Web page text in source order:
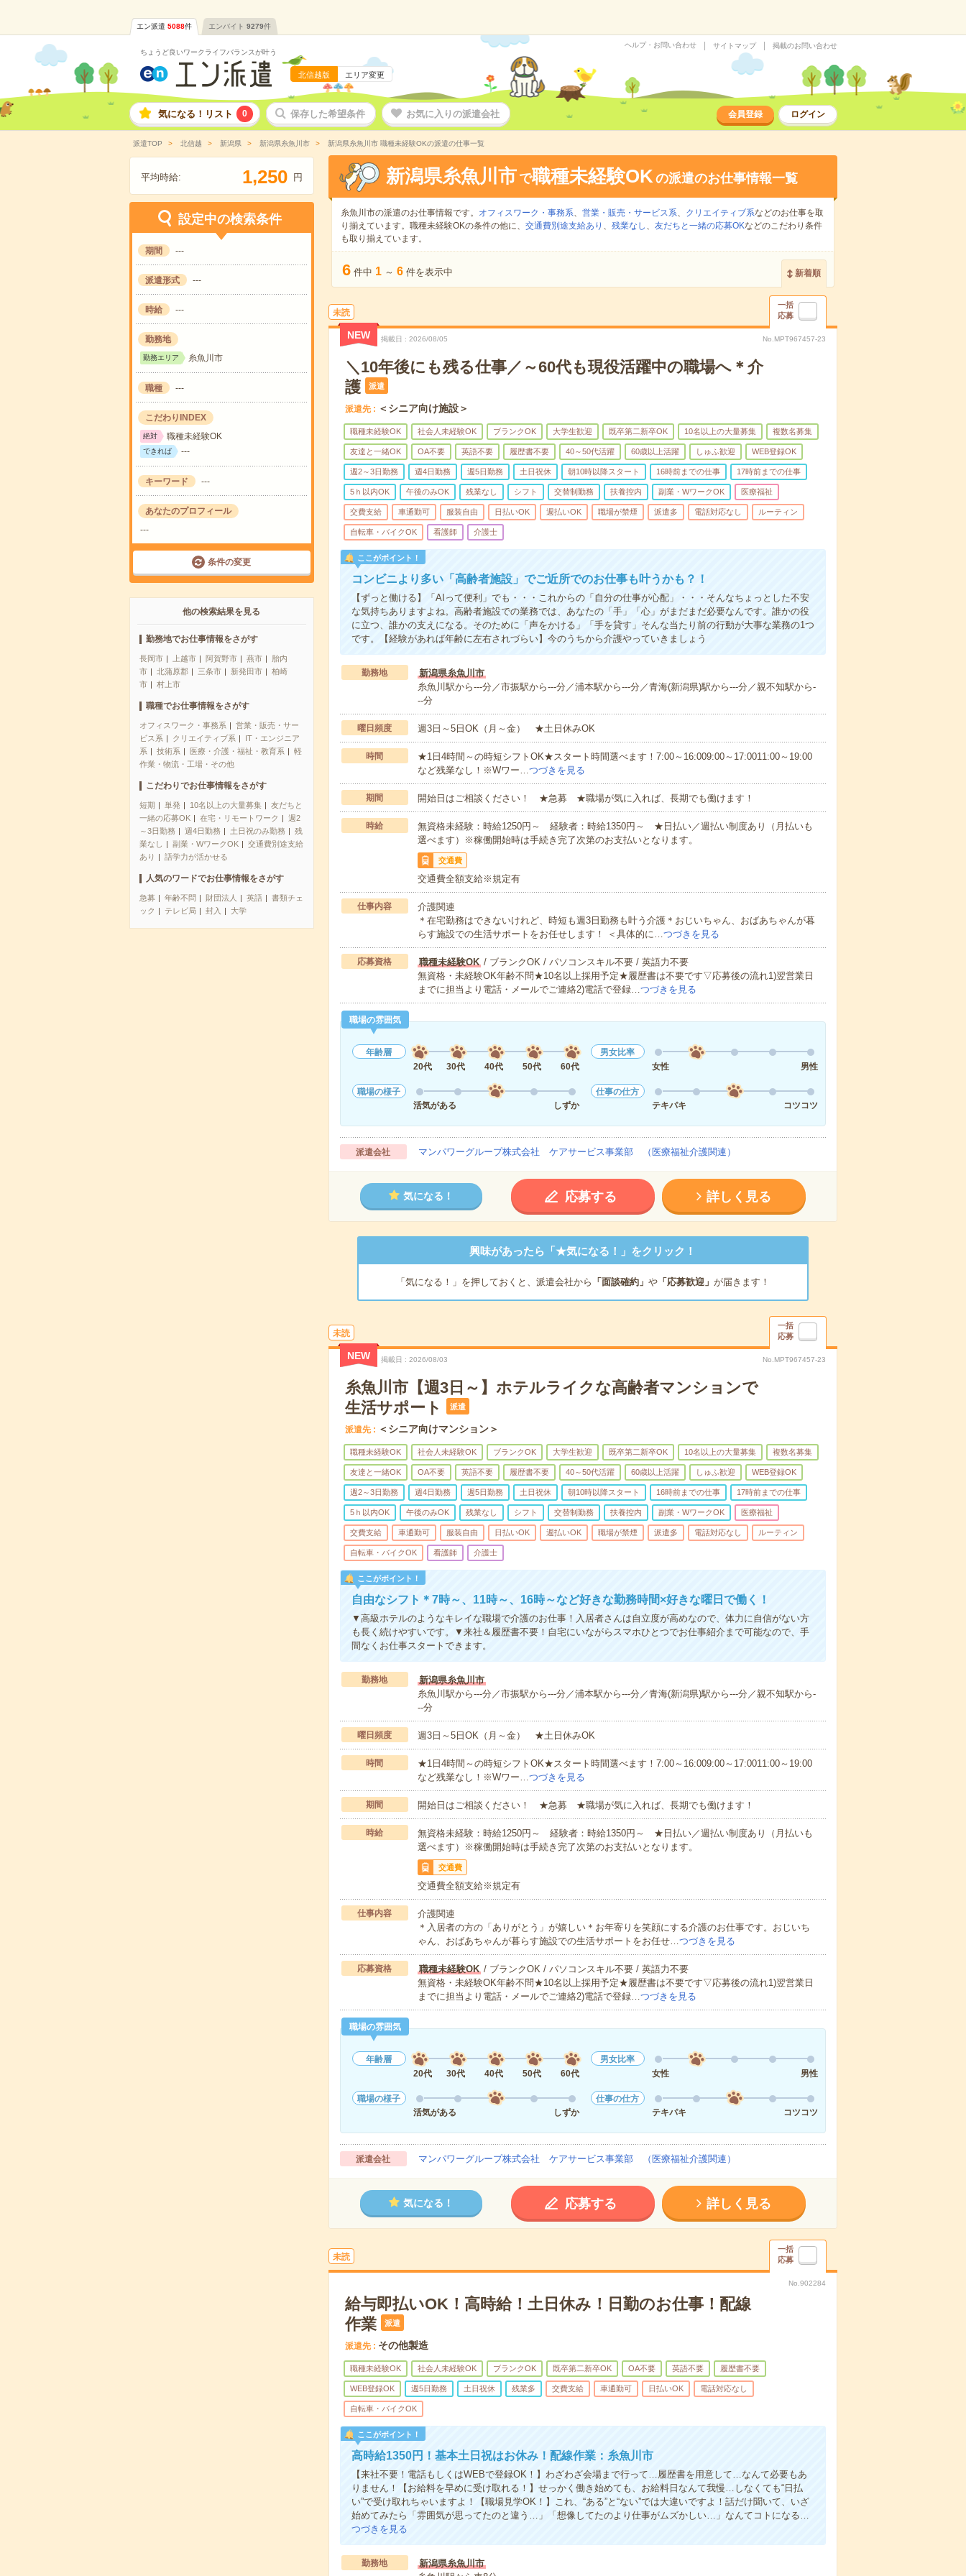
エン派遣 5088件 エンバイト 9279件
ちょうど良いワークライフバランスが叶う
北信越版 エリア変更
ヘルプ・お問い合わせ サイトマップ 掲載のお問い合わせ
気になる！リスト 0 保存した希望条件 お気に入りの派遣会社 会員登録 ログイン
派遣TOP 北信越 新潟県 新潟県糸魚川市 新潟県糸魚川市 職種未経験OKの派遣の仕事一覧
平均時給: 1,250 円
設定中の検索条件
期間 ---
派遣形式 ---
時給 ---
勤務地
勤務エリア 糸魚川市
職種 ---
こだわりINDEX
絶対 職種未経験OK
できれば ---
キーワード ---
あなたのプロフィール
---
条件の変更
他の検索結果を見る
勤務地でお仕事情報をさがす
長岡市 上越市 阿賀野市 燕市
胎内
市
北蒲原郡 三条市 新発田市
柏崎
市
村上市
職種でお仕事情報をさがす
オフィスワーク・事務系
営業・販売・サー
ビス系
クリエイティブ系
IT・エンジニア
系
技術系 医療・介護・福祉・教育系
軽
作業・物流・工場・その他
こだわりでお仕事情報をさがす
短期 単発 10名以上の大量募集
友だちと
一緒の応募OK
在宅・リモートワーク
週2
～3日勤務
週4日勤務 土日祝のみ勤務
残
業なし
副業・WワークOK
交通費別途支給
あり
語学力が活かせる
人気のワードでお仕事情報をさがす
急募 年齢不問 財団法人 英語
書類チェ
ック
テレビ局 封入 大学
新潟県糸魚川市 で職種未経験OKの派遣のお仕事情報一覧
糸魚川市の派遣のお仕事情報です。 オフィスワーク・事務系、 営業・販売・サービス系、 クリエイティブ系などのお仕事を取
り揃えています。職種未経験OKの条件の他に、 交通費別途支給あり 、 残業なし 、 友だちと一緒の応募OKなどのこだわり条件
も取り揃えています。
6 件中 1 ～ 6 件を表示中 新着順
未読
一括
応募
NEW 掲載日 2026/08/05 No.MPT967457-23
＼10年後にも残る仕事／～60代も現役活躍中の職場へ＊介
護
派遣
派遣先 ＜シニア向け施設＞
職種未経験OK 社会人未経験OK ブランクOK 大学生歓迎 既卒第二新卒OK 10名以上の大量募集 複数名募集
友達と一緒OK OA不要 英語不要 履歴書不要 40～50代活躍 60歳以上活躍 しゅふ歓迎 WEB登録OK
週2～3日勤務 週4日勤務 週5日勤務 土日祝休 朝10時以降スタート 16時前までの仕事 17時前までの仕事
5ｈ以内OK 午後のみOK 残業なし シフト 交替制勤務 扶養控内 副業・WワークOK 医療福祉
交費支給 車通勤可 服装自由 日払いOK 週払いOK 職場が禁煙 派遣多 電話対応なし ルーティン
自転車・バイクOK 看護師 介護士
ここがポイント！
コンビニより多い「高齢者施設」でご近所でのお仕事も叶うかも？！
【ずっと働ける】「AIって便利」でも・・・これからの「自分の仕事が心配」・・・そんなちょっとした不安
な気持ちありますよね。高齢者施設での業務では、あなたの「手」「心」がまだまだ必要なんです。誰かの役
に立つ、誰かの支えになる。そのために「声をかける」「手を貸す」そんな当たり前の行動が大事な業務の1つ
です。【経験があれば年齢に左右されづらい】今のうちから介護やっていきましょう
勤務地
新潟県糸魚川市
糸魚川駅から---分／市振駅から---分／浦本駅から---分／青海(新潟県)駅から---分／親不知駅から-
--分
曜日頻度 週3日～5日OK（月～金） ★土日休みOK
時間
★1日4時間～の時短シフトOK★スタート時間選べます！7:00～16:009:00～17:0011:00～19:00
など残業なし！※Wワー…つづきを見る
期間 開始日はご相談ください！ ★急募 ★職場が気に入れば、長期でも働けます！
時給
無資格未経験：時給1250円～ 経験者：時給1350円～ ★日払い／週払い制度あり（月払いも
選べます）※稼働開始時は手続き完了次第のお支払いとなります。
交通費
交通費全額支給※規定有
仕事内容
介護関連
＊在宅勤務はできないけれど、時短も週3日勤務も叶う介護＊おじいちゃん、おばあちゃんが暮
らす施設での生活サポートをお任せします！ ＜具体的に…つづきを見る
応募資格 職種未経験OK/ ブランクOK / パソコンスキル不要 / 英語力不要
無資格・未経験OK年齢不問★10名以上採用予定★履歴書は不要です▽応募後の流れ1)翌営業日
までに担当より電話・メールでご連絡2)電話で登録…つづきを見る
職場の雰囲気
年齢層
20代
30代 40代 50代 60代
男女比率
女性
男性
職場の様子
活気がある
しずか
仕事の仕方
テキパキ
コツコツ
派遣会社 マンパワーグループ株式会社 ケアサービス事業部 （医療福祉介護関連）
気になる！ 応募する 詳しく見る
興味があったら「★気になる！」をクリック！
「気になる！」を押しておくと、派遣会社から 「面談確約」 や「応募歓迎」 が届きます！
未読
一括
応募
NEW 掲載日 2026/08/03 No.MPT967457-23
糸魚川市【週3日～】ホテルライクな高齢者マンションで
生活サポート
派遣
派遣先 ＜シニア向けマンション＞
職種未経験OK 社会人未経験OK ブランクOK 大学生歓迎 既卒第二新卒OK 10名以上の大量募集 複数名募集
友達と一緒OK OA不要 英語不要 履歴書不要 40～50代活躍 60歳以上活躍 しゅふ歓迎 WEB登録OK
週2～3日勤務 週4日勤務 週5日勤務 土日祝休 朝10時以降スタート 16時前までの仕事 17時前までの仕事
5ｈ以内OK 午後のみOK 残業なし シフト 交替制勤務 扶養控内 副業・WワークOK 医療福祉
交費支給 車通勤可 服装自由 日払いOK 週払いOK 職場が禁煙 派遣多 電話対応なし ルーティン
自転車・バイクOK 看護師 介護士
ここがポイント！
自由なシフト＊7時～、11時～、16時～など好きな勤務時間×好きな曜日で働く！
▼高級ホテルのようなキレイな職場で介護のお仕事！入居者さんは自立度が高めなので、体力に自信がない方
も長く続けやすいです。▼来社＆履歴書不要！自宅にいながらスマホひとつでお仕事紹介まで可能なので、手
間なくお仕事スタートできます。
勤務地
新潟県糸魚川市
糸魚川駅から---分／市振駅から---分／浦本駅から---分／青海(新潟県)駅から---分／親不知駅から-
--分
曜日頻度 週3日～5日OK（月～金） ★土日休みOK
時間
★1日4時間～の時短シフトOK★スタート時間選べます！7:00～16:009:00～17:0011:00～19:00
など残業なし！※Wワー…つづきを見る
期間 開始日はご相談ください！ ★急募 ★職場が気に入れば、長期でも働けます！
時給
無資格未経験：時給1250円～ 経験者：時給1350円～ ★日払い／週払い制度あり（月払いも
選べます）※稼働開始時は手続き完了次第のお支払いとなります。
交通費
交通費全額支給※規定有
仕事内容
介護関連
＊入居者の方の「ありがとう」が嬉しい＊お年寄りを笑顔にする介護のお仕事です。おじいち
ゃん、おばあちゃんが暮らす施設での生活サポートをお任せ…つづきを見る
応募資格 職種未経験OK/ ブランクOK / パソコンスキル不要 / 英語力不要
無資格・未経験OK年齢不問★10名以上採用予定★履歴書は不要です▽応募後の流れ1)翌営業日
までに担当より電話・メールでご連絡2)電話で登録…つづきを見る
職場の雰囲気
年齢層
20代
30代 40代 50代 60代
男女比率
女性
男性
職場の様子
活気がある
しずか
仕事の仕方
テキパキ
コツコツ
派遣会社 マンパワーグループ株式会社 ケアサービス事業部 （医療福祉介護関連）
気になる！ 応募する 詳しく見る
未読
一括
応募
No.902284
給与即払いOK！高時給！土日休み！日勤のお仕事！配線
作業
派遣
派遣先 その他製造
職種未経験OK 社会人未経験OK ブランクOK 既卒第二新卒OK OA不要 英語不要 履歴書不要
WEB登録OK 週5日勤務 土日祝休 残業多 交費支給 車通勤可 日払いOK 電話対応なし
自転車・バイクOK
ここがポイント！
高時給1350円！基本土日祝はお休み！配線作業：糸魚川市
【来社不要！電話もしくはWEBで登録OK！】わざわざ会場まで行って…履歴書を用意して…なんて必要もあ
りません！【お給料を早めに受け取れる！】せっかく働き始めても、お給料日なんて我慢…しなくても“日払
い”で受け取れちゃいますよ！【職場見学OK！】これ、“ある”と“ない”では大違いですよ！話だけ聞いて、いざ
始めてみたら「雰囲気が思ってたのと違う…」「想像してたのより仕事がムズかしい…」なんてコトになる…
つづきを見る
勤務地
新潟県糸魚川市